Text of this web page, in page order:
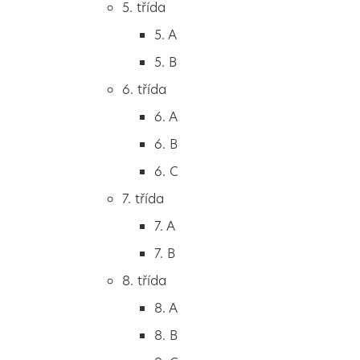
2. B
3. A
4. A
5. A
5. třída
5. A
5. B
6. třída
6. A
6. B
6. C
7. třída
7. A
7. B
8. třída
8. A
8. B